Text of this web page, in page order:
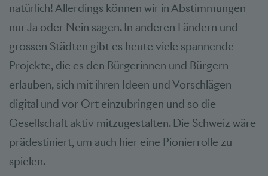
natürlich! Allerdings können wir in Abstimmungen
nur Ja oder Nein sagen. In anderen Ländern und
grossen Städten gibt es heute viele spannende
Projekte, die es den Bürgerinnen und Bürgern
erlauben, sich mit ihren Ideen und Vorschlägen
digital und vor Ort einzubringen und so die
Gesellschaft aktiv mitzugestalten. Die Schweiz wäre
prädestiniert, um auch hier eine Pionierrolle zu
spielen.